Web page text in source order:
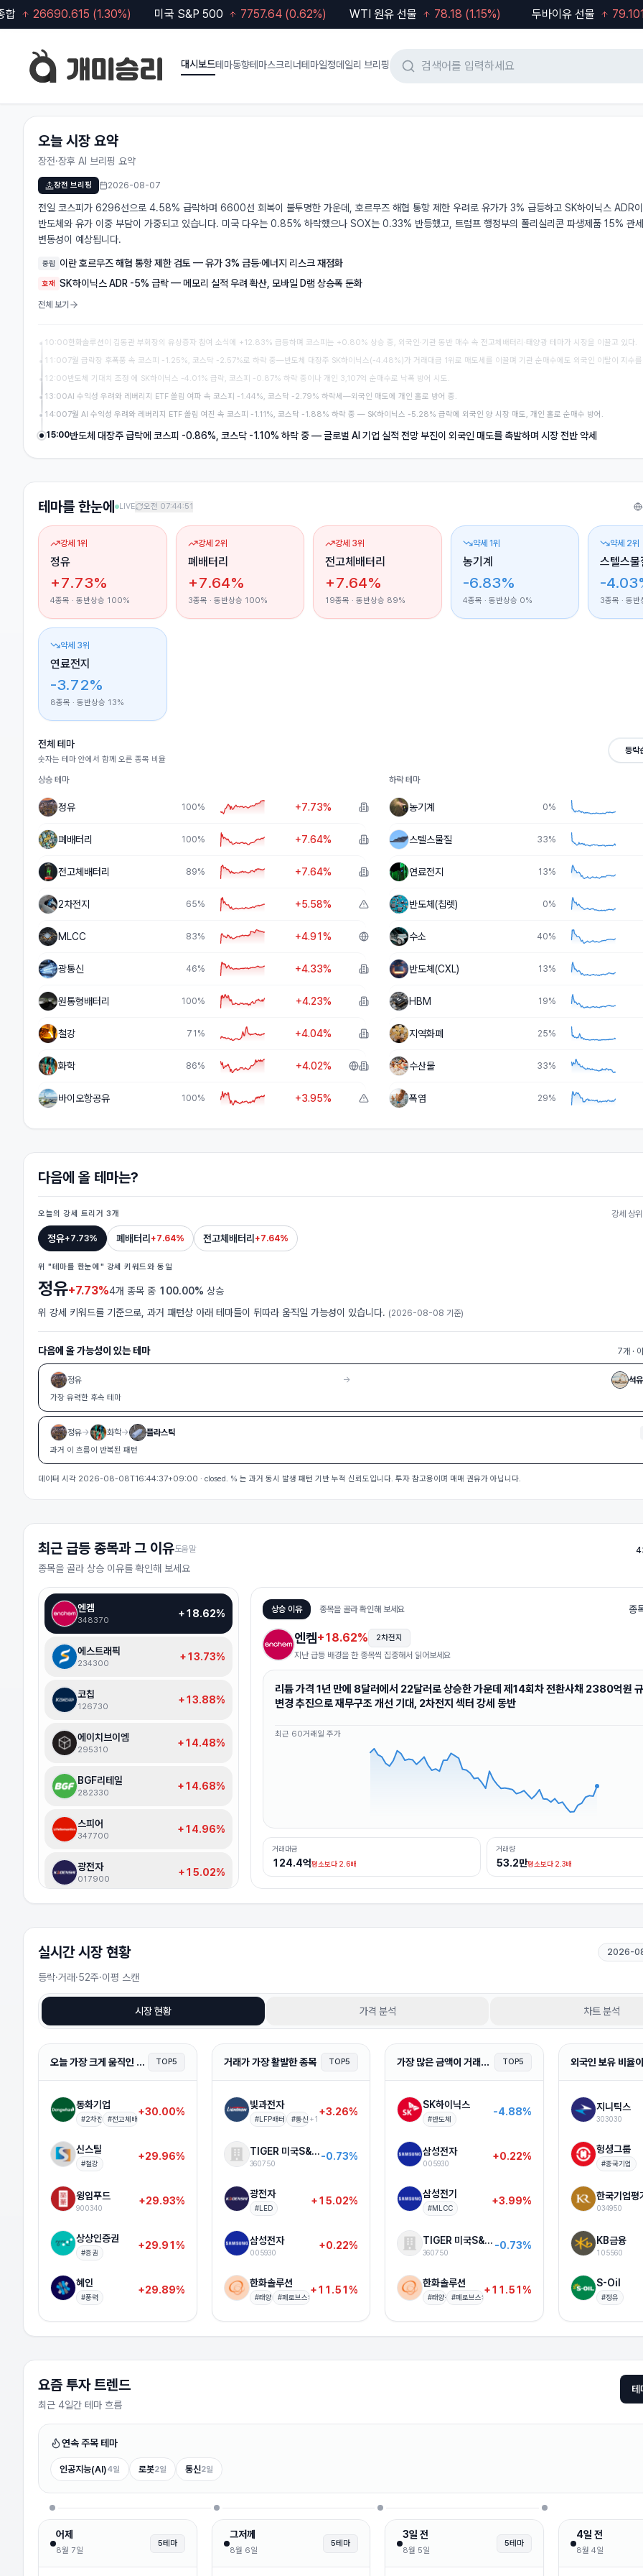
26690.615(1.30%) 미국 S&P 500 7757.64(0.62%) WTI 원유 선물 78.18(1.15 %) 두바이유 선물 79.101(
대시보드테마동향테마스크리너테마일정데일리 브리핑
오늘 시장 요약
장전·장후 AI 브리핑 요약
장전 브리핑 2026-08-07
전일 코스피가 6296선으로 4.58% 급락하며 6600선 회복이 불투명한 가운데, 호르무즈 해협 통항 제한 우려로 유가가 3% 급등하고 SK하이닉스 ADR
반도체와 유가 이중 부담이 가중되고 있습니다. 미국 다우는 0.85% 하락했으나 SOX는 0.33% 반등했고, 트럼프 행정부의 폴리실리콘 파생제품 15% 관
변동성이 예상됩니다.
중립 이란 호르무즈 해협 통항 제한 검토 — 유가 3% 급등·에너지 리스크 재점화
호재 SK하이닉스 ADR -5% 급락 — 메모리 실적 우려 확산, 모바일 D램 상승폭 둔화
전체 보기
10:00한화솔루션이 김동관 부회장의 유상증자 참여 소식에 +12.83% 급등하며 코스피는 +0.80% 상승 중, 외국인·기관 동반 매수 속 전고체배터리·태양광 테마가 시장을 이끌고 있다.
11:007월 급락장 후폭풍 속 코스피 -1.25%, 코스닥 -2.57%로 하락 중—반도체 대장주 SK하이닉스(-4.48%)가 거래대금 1위로 매도세를 이끌며 기관 순매수에도 외국인 이탈이 지수
12:00반도체 기대치 조정 에 SK하이닉스 -4.01% 급락, 코스피 -0.87% 하락 중이나 개인 3,107억 순매수로 낙폭 방어 시도.
13:00AI 수익성 우려와 레버리지 ETF 쏠림 여파 속 코스피 -1.44%, 코스닥 -2.79% 하락세—외국인 매도에 개인 홀로 방어 중.
14:007월 AI 수익성 우려와 레버리지 ETF 쏠림 여진 속 코스피 -1.11%, 코스닥 -1.88% 하락 중 — SK하이닉스 -5.28% 급락에 외국인 양 시장 매도, 개인 홀로 순매수 방어.
15:00반도체 대장주 급락에 코스피 -0.86%, 코스닥 -1.10% 하락 중 — 글로벌 AI 기업 실적 전망 부진이 외국인 매도를 촉발하며 시장 전반 약세
테마를 한눈에 LIVE 오전 07:44:51
강세 1위
정유
+7.73%
4종목 · 동반상승 100%
강세 2위
폐배터리
+7.64%
3종목 · 동반상승 100%
강세 3위
전고체배터리
+7.64%
19종목 · 동반상승 89%
약세 1위
농기계
-6.83%
4종목 · 동반상승 0%
약세 2위
스텔스물
-
3종목 · 동
약세 3위
연료전지
-3.72%
8종목 · 동반상승 13%
전체 테마
숫자는 테마 안에서 함께 오른 종목 비율
등락
상승 테마
정유 100% +7.73%
폐배터리 100% +7.64%
전고체배터리 89% +7.64%
2차전지 65% +5.58%
MLCC 83% +4.91%
광통신 46% +4.33%
원통형배터리 100% +4.23%
철강 71 % +4.04%
화학 86% +4.02%
바이오항공유 100% +3.95%
하락 테마
농기계 0%
스텔스물질 33%
연료전지 13%
반도체(칩렛) 0%
수소 40%
반도체(CXL) 13%
HBM 19%
지역화폐 25%
수산물 33%
폭염 29%
다음에 올 테마는?
오늘의 강세 트리거3개 강세 상
정유+7.73% 폐배터리 +7.64% 전고체배터리 +7.64%
위 "테마를 한눈에" 강세 키워드와 동일
정유+7.73%4개 종목 중 100.00% 상승
위 강세 키워드를 기준으로, 과거 패턴상 아래 테마들이 뒤따라 움직일 가능성이 있습니다. (2026-08-08 기준)
다음에 올 가능성이 있는 테마 7개 ·
정유 → 석유
가장 유력한 후속 테마
정유→ 화학→ 플라스틱
과거 이 흐름이 반복된 패턴
데이터 시각 2026-08-08T16:44:37+09:00 · closed. % 는 과거 동시 발생 패턴 기반 누적 신뢰도입니다. 투자 참고용이며 매매 권유가 아닙니다.
최근 급등 종목과 그 이유도움말
종목을 골라 상승 이유를 확인해 보세요
엔켐
348370
+18.62%
에스트래픽
234300
+13.73%
코칩
126730
+13.88%
에이치브이엠
295310
+14.48%
BGF리테일
282330
+14.68%
스피어
347700
+14.96%
광전자
017900
+15.02%
애드포러스
포인트모바일
+18.53%
S-Oil
이엠앤아이
본느
케이피엠테크
혜인
한국첨단소재
상상인증권
윙입푸드
900340
신스틸
162300
+29.96%
+30.00%
엘앤에프
066970
상승 이유 종목을 골라 확인해 보세요 종
엔켐 +18.62% 2차전지
지난 급등 배경을 한 종목씩 집중해서 읽어보세요
리튬 가격 1년 만에 8달러에서 22달러로 상승한 가운데 제14회차 전환사채 2380억원
변경 추진으로 재무구조 개선 기대, 2차전지 섹터 강세 동반
최근 60거래일 주가
거래대금
124.4억평소보다 2.6배
거래량
53.2만평소보다 2.3배
실시간 시장 현황 2026-
등락·거래·52주·이평 스캔
시장 현황 가격 분석 차트 분석
오늘 가장 크게 움직인 종목 TOP5
동화기업
#2차전지#전고체배터리
+30.00%
신스틸
#철강
+29.96%
윙입푸드
900340
+29.93%
상상인증권
#증권
+29.91%
혜인
#풍력
+29.89%
거래가 가장 활발한 종목 TOP5
빛과전자
#LFP배터리 #통신+1
+3.26%
TIGER 미국S&P500
360750
-0.73%
광전자
#LED
+15.02%
삼성전자
005930
+0.22%
한화솔루션
#태양광#페로브스카이트
+11.51%
가장 많은 금액이 거래된 종목 TOP5
SK하이닉스
#반도체
-4.88%
삼성전자
005930
+0.22%
삼성전기
#MLCC
+3.99%
TIGER 미국S&P500
360750
-0.73%
한화솔루션
#태양광 #페로브스카이트
+11.51%
지니틱스
303030
헝셩그룹
#중국기업
한국기업평
034950
KB금융
105560
S-Oil
#정유
요즘 투자 트렌드
최근 4일간 테마 흐름
테
연속 주목 테마
인공지능(AI)4일 로봇2일 통신2일
어제
8월 7일
5테마
그저께
8월 6일
5테마
3일 전
8월 5일
5테마
4일 전
8월 4일